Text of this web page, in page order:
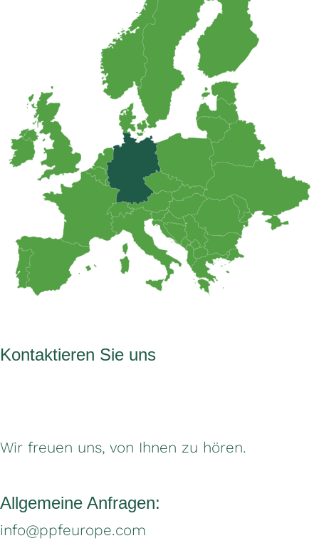
Kontaktieren Sie uns
Wir freuen uns, von Ihnen zu hören.
Allgemeine Anfragen:
info@ppfeurope.com